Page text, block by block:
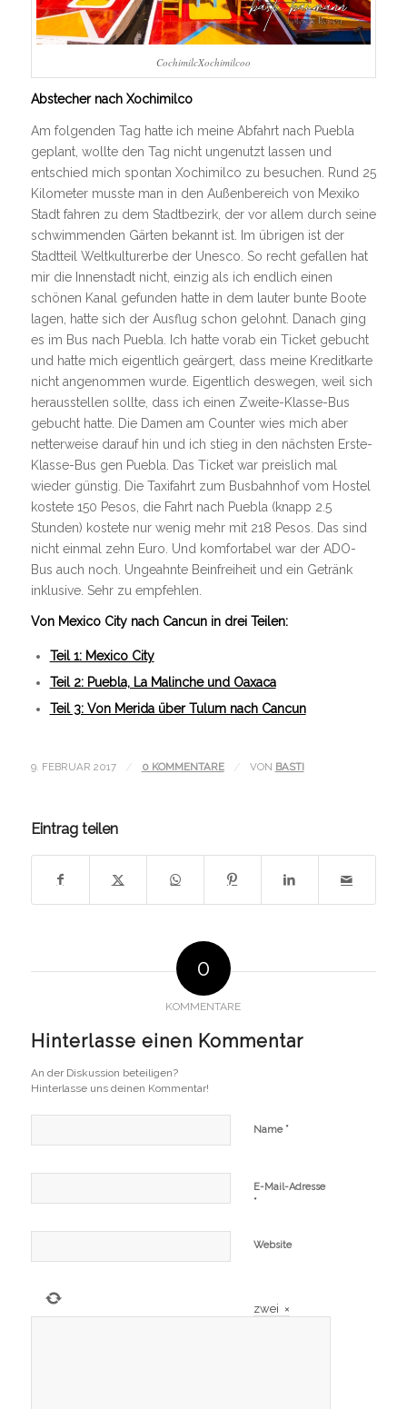
CochimilcXochimilcoo
Abstecher nach Xochimilco
Am folgenden Tag hatte ich meine Abfahrt nach Puebla
geplant, wollte den Tag nicht ungenutzt lassen und
entschied mich spontan Xochimilco zu besuchen. Rund 25
Kilometer musste man in den Außenbereich von Mexiko
Stadt fahren zu dem Stadtbezirk, der vor allem durch seine
schwimmenden Gärten bekannt ist. Im übrigen ist der
Stadtteil Weltkulturerbe der Unesco. So recht gefallen hat
mir die Innenstadt nicht, einzig als ich endlich einen
schönen Kanal gefunden hatte in dem lauter bunte Boote
lagen, hatte sich der Ausflug schon gelohnt. Danach ging
es im Bus nach Puebla. Ich hatte vorab ein Ticket gebucht
und hatte mich eigentlich geärgert, dass meine Kreditkarte
nicht angenommen wurde. Eigentlich deswegen, weil sich
herausstellen sollte, dass ich einen Zweite-Klasse-Bus
gebucht hatte. Die Damen am Counter wies mich aber
netterweise darauf hin und ich stieg in den nächsten Erste-
Klasse-Bus gen Puebla. Das Ticket war preislich mal
wieder günstig. Die Taxifahrt zum Busbahnhof vom Hostel
kostete 150 Pesos, die Fahrt nach Puebla (knapp 2.5
Stunden) kostete nur wenig mehr mit 218 Pesos. Das sind
nicht einmal zehn Euro. Und komfortabel war der ADO-
Bus auch noch. Ungeahnte Beinfreiheit und ein Getränk
inklusive. Sehr zu empfehlen.
Von Mexico City nach Cancun in drei Teilen:
Teil 1: Mexico City
Teil 2: Puebla, La Malinche und Oaxaca
Teil 3: Von Merida über Tulum nach Cancun
9. FEBRUAR 2017 / 0 KOMMENTARE / VON BASTI
Eintrag teilen
0
KOMMENTARE
Hinterlasse einen Kommentar
An der Diskussion beteiligen?
Hinterlasse uns deinen Kommentar!
Name *
E-Mail-Adresse
*
Website
zwei ×